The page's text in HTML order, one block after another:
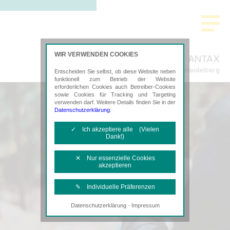
ANTAX
Steuerberatung in Heidelberg
WIR VERWENDEN COOKIES
Entscheiden Sie selbst, ob diese Website neben
funktionell zum Betrieb der Website
erforderlichen Cookies auch Betreiber-Cookies
sowie Cookies für Tracking und Targeting
verwenden darf. Weitere Details finden Sie in der
Datenschutzerklärung
✓ Ich akzeptiere alle (Vielen
Dank!)
✕ Nur essenzielle Cookies
akzeptieren
✎ Individuelle Präferenzen
Notwendige Cookies
Diese Cookies sind erforderlich, um die
Datenschutzerklärung· Impressum